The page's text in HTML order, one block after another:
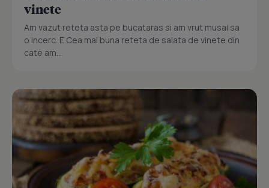
vinete
Am vazut reteta asta pe bucataras si am vrut musai sa
o incerc. E Cea mai buna reteta de salata de vinete din
cate am...